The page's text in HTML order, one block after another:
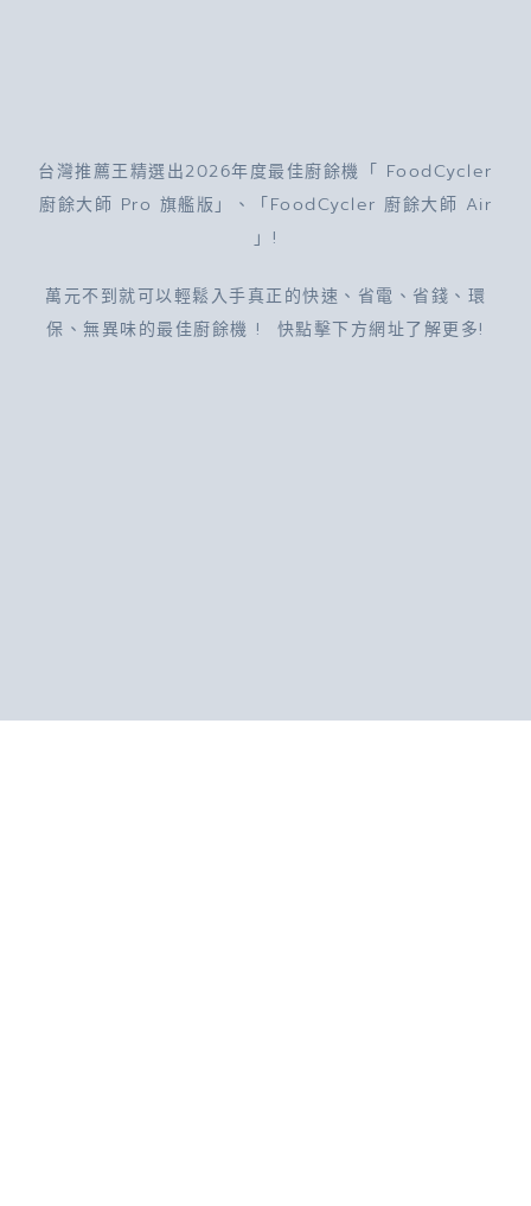
台灣推薦王精選出2026年度最佳廚餘機「 FoodCycler
廚餘大師 Pro 旗艦版」、「FoodCycler 廚餘大師 Air
」!
萬元不到就可以輕鬆入手真正的快速、省電、省錢、環
保、無異味的最佳廚餘機 ! 快點擊下方網址了解更多!